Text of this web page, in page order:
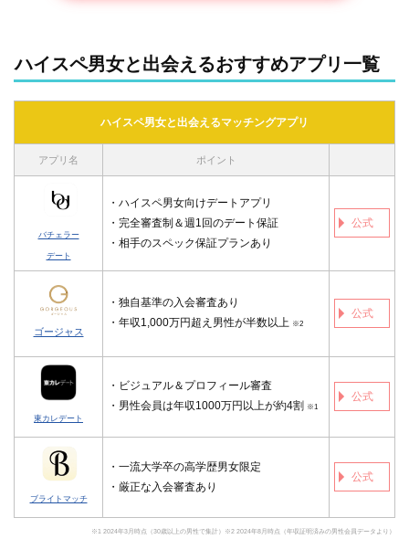
ハイスペ男女と出会えるおすすめアプリ一覧
ハイスペ男女と出会えるマッチングアプリ
アプリ名 ポイント
バチェラー
デート
・ハイスペ男女向けデートアプリ
・完全審査制＆週1回のデート保証
・相手のスペック保証プランあり
公式
ゴージャス
・独自基準の入会審査あり
・年収1,000万円超え男性が半数以上 ※2
公式
東カレデート
・ビジュアル＆プロフィール審査
・男性会員は年収1000万円以上が約4割 ※1
公式
ブライトマッチ
・一流大学卒の高学歴男女限定
・厳正な入会審査あり
公式
※1 2024年3月時点（30歳以上の男性で集計） ※2 2024年8月時点（年収証明済みの男性会員データより）